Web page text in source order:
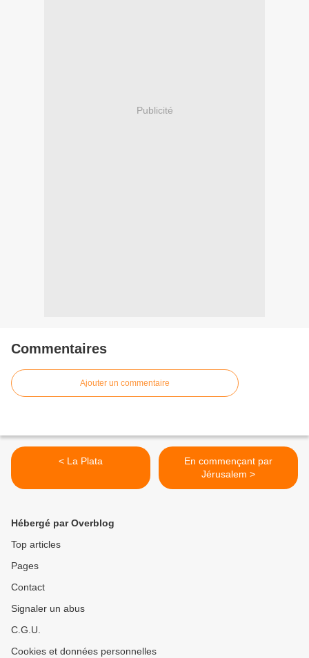
Publicité
Commentaires
Ajouter un commentaire
< La Plata
En commençant par
Jérusalem >
Hébergé par Overblog
Top articles
Pages
Contact
Signaler un abus
C.G.U.
Cookies et données personnelles